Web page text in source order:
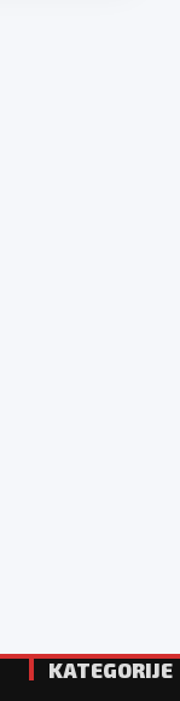
KATEGORIJE